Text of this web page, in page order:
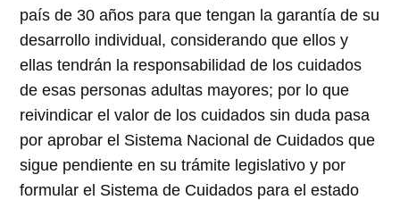
país de 30 años para que tengan la garantía de su
desarrollo individual, considerando que ellos y
ellas tendrán la responsabilidad de los cuidados
de esas personas adultas mayores; por lo que
reivindicar el valor de los cuidados sin duda pasa
por aprobar el Sistema Nacional de Cuidados que
sigue pendiente en su trámite legislativo y por
formular el Sistema de Cuidados para el estado